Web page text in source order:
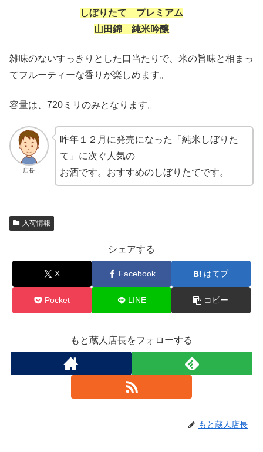
しぼりたて プレミアム
山田錦 純米吟醸
雑味のないすっきりとした口当たりで、米の旨味と相まっ
てフルーティーな香りが楽しめます。
容量は、720ミリのみとなります。
店長
昨年１２月に発売になった「純米しぼりた
て」に次ぐ人気の
お酒です。おすすめのしぼりたてです。
入荷情報
シェアする
X Facebook はてブ
Pocket LINE コピー
もと蔵人店長をフォローする
もと蔵人店長